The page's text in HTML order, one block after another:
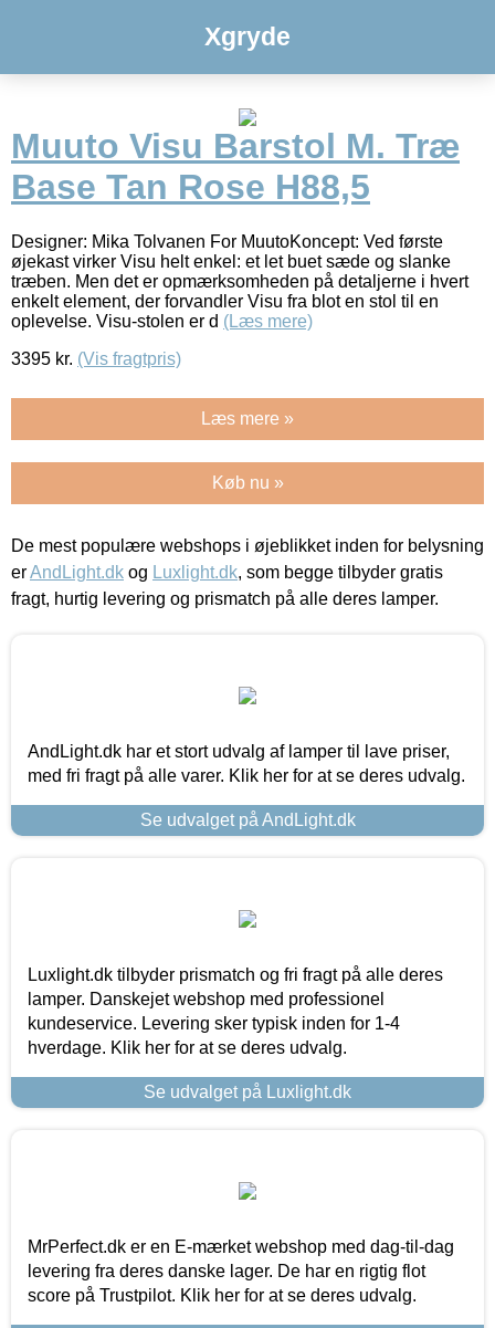
Xgryde
Muuto Visu Barstol M. Træ
Base Tan Rose H88,5
Designer: Mika Tolvanen For MuutoKoncept: Ved første
øjekast virker Visu helt enkel: et let buet sæde og slanke
træben. Men det er opmærksomheden på detaljerne i hvert
enkelt element, der forvandler Visu fra blot en stol til en
oplevelse. Visu-stolen er d (Læs mere)
3395 kr. (Vis fragtpris)
Læs mere »
Køb nu »
De mest populære webshops i øjeblikket inden for belysning
erAndLight.dk og Luxlight.dk, som begge tilbyder gratis
fragt, hurtig levering og prismatch på alle deres lamper.
AndLight.dk har et stort udvalg af lamper til lave priser,
med fri fragt på alle varer. Klik her for at se deres udvalg.
Se udvalget på AndLight.dk
Luxlight.dk tilbyder prismatch og fri fragt på alle deres
lamper. Danskejet webshop med professionel
kundeservice. Levering sker typisk inden for 1-4
hverdage. Klik her for at se deres udvalg.
Se udvalget på Luxlight.dk
MrPerfect.dk er en E-mærket webshop med dag-til-dag
levering fra deres danske lager. De har en rigtig flot
score på Trustpilot. Klik her for at se deres udvalg.